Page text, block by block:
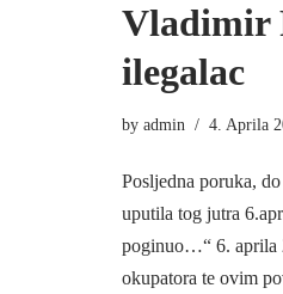
Vladimir
ilegalac
by admin 4. Aprila
Posljedna poruka,
uputila tog jutra
poginuo…“ 6. aprila
okupatora te ovim